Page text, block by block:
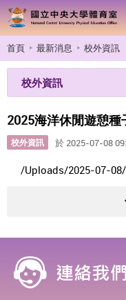
首頁 最新消息 校外資訊
校外資訊
2025海洋休閒遊憩種
校外資訊 於 2025-07-08
/Uploads/2025-07-